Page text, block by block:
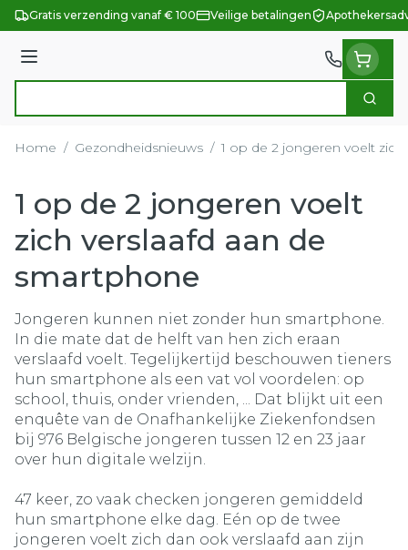
Ga naar de inhoud
Gratis verzending vanaf € 100 Veilige betalingen
Menu
Zoek
Home / Gezondheidsnieuws / 1 op de 2 jongeren voelt
1 op de 2 jongeren voelt
zich verslaafd aan de
smartphone
Jongeren kunnen niet zonder hun smartphone.
In die mate dat de helft van hen zich eraan
verslaafd voelt. Tegelijkertijd beschouwen tieners
hun smartphone als een vat vol voordelen: op
school, thuis, onder vrienden, ... Dat blijkt uit een
enquête van de Onafhankelijke Ziekenfondsen
bij 976 Belgische jongeren tussen 12 en 23 jaar
over hun digitale welzijn.
47 keer, zo vaak checken jongeren gemiddeld
hun smartphone elke dag. Eén op de twee
jongeren voelt zich dan ook verslaafd aan zijn